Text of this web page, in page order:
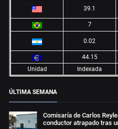
39.1
7
0.02
44.15
Unidad
Indexada
ÚLTIMA SEMANA
Comisaría de Carlos
conductor atrapado tras